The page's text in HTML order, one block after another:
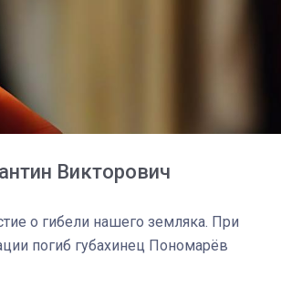
Викторович
о гибели нашего земляка. При
погиб губахинец Пономарёв